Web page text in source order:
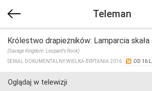
Teleman
Królestwo drapieżników: Lamparcia skała
(Savage Kingdom: Leopard's Rock)
SERIAL DOKUMENTALNY WIELKA BRYTANIA 2016
OD 16
Oglądaj w telewizji